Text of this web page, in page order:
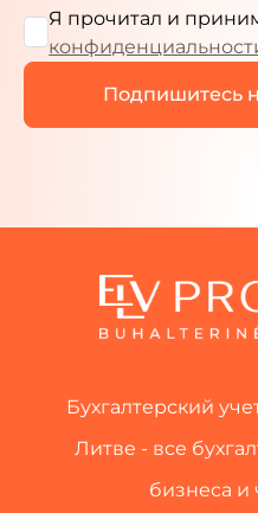
Я прочитал и
Бухгалтерский
Литве - все
бизнеса и